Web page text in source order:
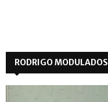
RODRIGO MODULADOS